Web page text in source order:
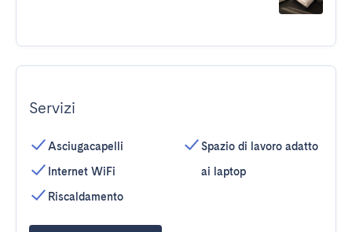
Servizi
Asciugacapelli
Internet WiFi
Riscaldamento
Spazio di lavoro adatto
ai laptop